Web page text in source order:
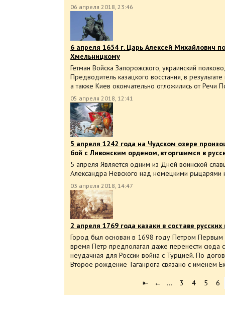
06 апреля 2018, 23:46
6 апреля 1654 г. Царь Алексей Михайлович
Хмельницкому
Гетман Войска Запорожского, украинский
Предводитель казацкого восстания, в
а также Киев окончательно отложились от Речи
05 апреля 2018, 12:41
5 апреля 1242 года на Чудском озере
бой с Ливонским орденом, вторгшимся в
5 апреля Является одним из Дней воинской
Александра Невского над немецкими рыцарями
03 апреля 2018, 14:47
2 апреля 1769 года казаки в составе
Город был основан в 1698 году Петром Первым
время Петр предполагал даже перенести сюда
неудачная для России война с Турцией. По
Второе рождение Таганрога связано с именем
⇤ ← … 3 4 5 6